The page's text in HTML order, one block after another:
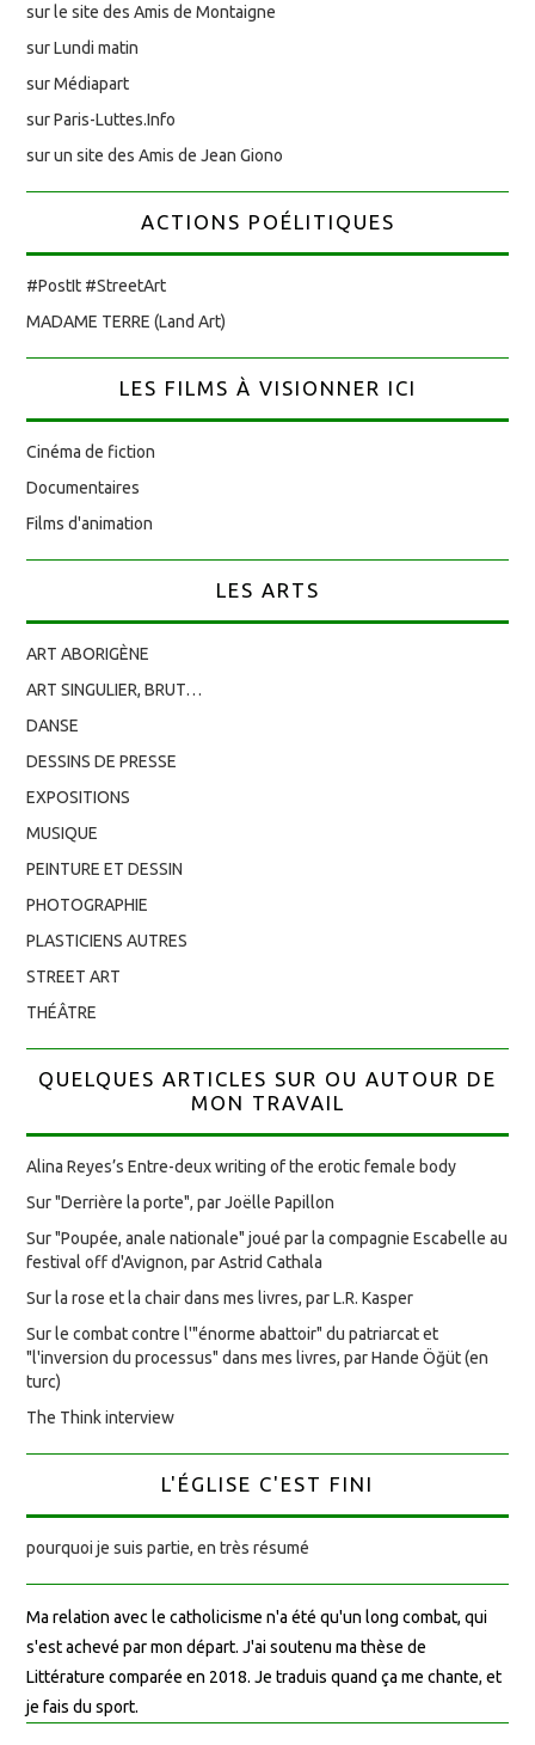
sur le site des Amis de Montaigne
sur Lundi matin
sur Médiapart
sur Paris-Luttes.Info
sur un site des Amis de Jean Giono
ACTIONS POÉLITIQUES
#PostIt #StreetArt
MADAME TERRE (Land Art)
LES FILMS À VISIONNER ICI
Cinéma de fiction
Documentaires
Films d'animation
LES ARTS
ART ABORIGÈNE
ART SINGULIER, BRUT…
DANSE
DESSINS DE PRESSE
EXPOSITIONS
MUSIQUE
PEINTURE ET DESSIN
PHOTOGRAPHIE
PLASTICIENS AUTRES
STREET ART
THÉÂTRE
QUELQUES ARTICLES SUR OU AUTOUR DE
MON TRAVAIL
Alina Reyes’s Entre-deux writing of the erotic female body
Sur "Derrière la porte", par Joëlle Papillon
Sur "Poupée, anale nationale" joué par la compagnie Escabelle au
festival off d'Avignon, par Astrid Cathala
Sur la rose et la chair dans mes livres, par L.R. Kasper
Sur le combat contre l'"énorme abattoir" du patriarcat et
"l'inversion du processus" dans mes livres, par Hande Öğüt (en
turc)
The Think interview
L'ÉGLISE C'EST FINI
pourquoi je suis partie, en très résumé
Ma relation avec le catholicisme n'a été qu'un long combat, qui
s'est achevé par mon départ. J'ai soutenu ma thèse de
Littérature comparée en 2018. Je traduis quand ça me chante, et
je fais du sport.